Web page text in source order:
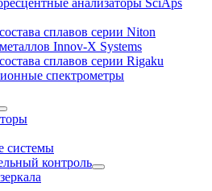
анализаторы SciAps
сплавов серии Niton
Innov-X Systems
сплавов серии Rigaku
спектрометры
системы
контроль